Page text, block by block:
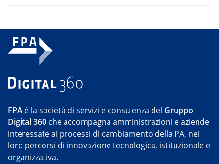
FPA è la società di servizi e consulenza del Gruppo
Digital 360 che accompagna amministrazioni e aziende
interessate ai processi di cambiamento della PA, nei
loro percorsi di innovazione tecnologica, istituzionale e
organizzativa.